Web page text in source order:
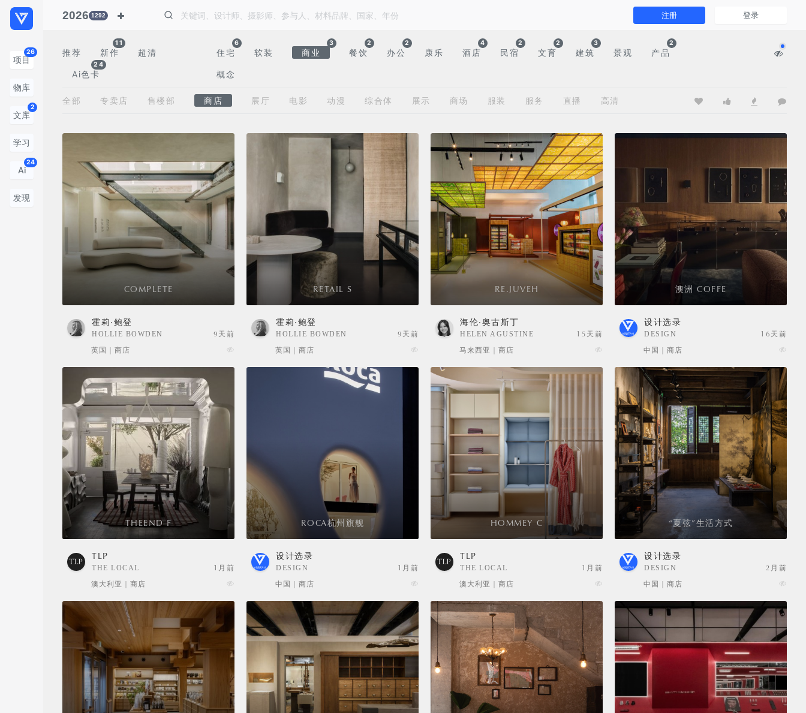
项目
26
物库
文库
2
学习
Ai
24
发现
2026 1292 注册 登录
推荐 新作
11
超清
Ai色卡
24
住宅
6
软装 商业
3
餐饮
2
办公
2
康乐 酒店
4
民宿
2
文育
2
建筑
3
景观 产品
2
概念
全部 专卖店 售楼部 商店 展厅 电影 动漫 综合体 展示 商场 服装 服务 直播 高清
COMPLETE
霍莉·鲍登
HOLLIE BOWDEN
9天前
英国 | 商店
RETAIL S
霍莉·鲍登
HOLLIE BOWDEN
9天前
英国 | 商店
RE.JUVEH
海伦·奥古斯丁
HELEN AGUSTINE
15天前
马来西亚 | 商店
澳洲 COFFE
设计选录
DESIGN
16天前
中国 | 商店
THEEND F
TLP
THE LOCAL
1月前
澳大利亚 | 商店
ROCA杭州旗舰
设计选录
DESIGN
1月前
中国 | 商店
HOMMEY C
TLP
THE LOCAL
1月前
澳大利亚 | 商店
“夏弦”生活方式
设计选录
DESIGN
2月前
中国 | 商店